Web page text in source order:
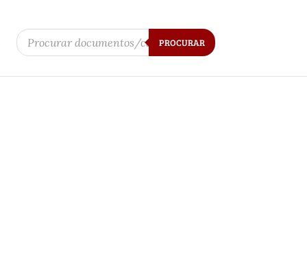
Products
search PROCURAR